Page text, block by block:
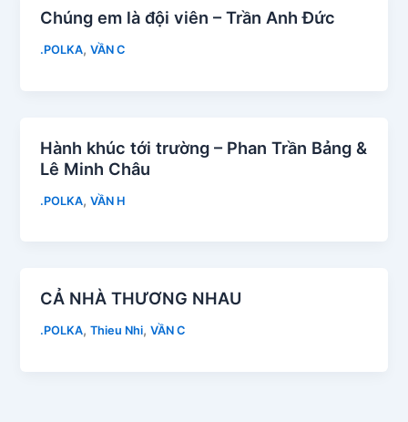
Chúng em là đội viên – Trần Anh Đức
.POLKA,VẦN C
Hành khúc tới trường – Phan Trần Bảng &
Lê Minh Châu
.POLKA,VẦN H
CẢ NHÀ THƯƠNG NHAU
.POLKA,Thieu Nhi,VẦN C